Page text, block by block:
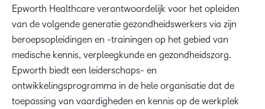
Epworth Healthcare verantwoordelijk voor het opleiden
van de volgende generatie gezondheidswerkers via zijn
beroepsopleidingen en -trainingen op het gebied van
medische kennis, verpleegkunde en gezondheidszorg.
Epworth biedt een leiderschaps- en
ontwikkelingsprogramma in de hele organisatie dat de
toepassing van vaardigheden en kennis op de werkplek